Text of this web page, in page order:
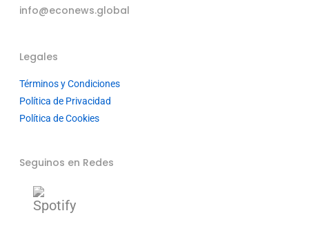
info@econews.global
Legales
Términos y Condiciones
Política de Privacidad
Política de Cookies
Seguinos en Redes